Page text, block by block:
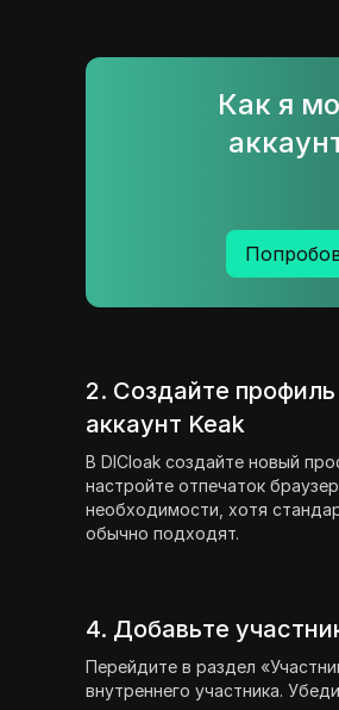
Как я
2. Создайте
аккаунт Keak
В DICloak создайте новый
настройте отпечаток
необходимости, хотя
обычно подходят.
4. Добавьте
Перейдите в раздел
внутреннего участника.